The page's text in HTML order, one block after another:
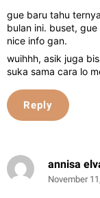
gue baru tahu
bulan ini. buset,
nice info gan.
wuihhh, asik juga
suka sama cara lo
Reply
annisa
November